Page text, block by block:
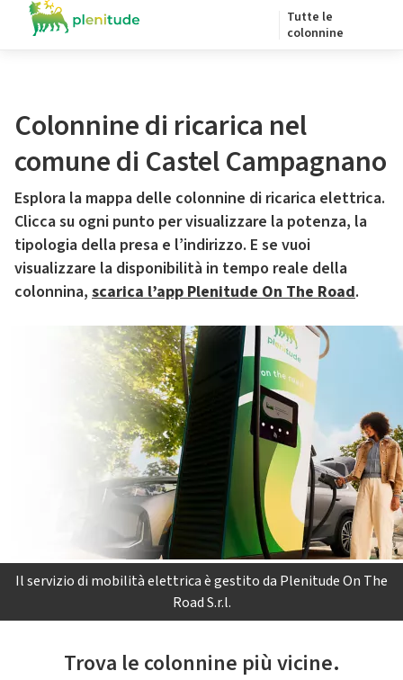
Tutte le
colonnine
Colonnine di ricarica nel
comune di Castel Campagnano
Esplora la mappa delle colonnine di ricarica elettrica.
Clicca su ogni punto per visualizzare la potenza, la
tipologia della presa e l’indirizzo. E se vuoi
visualizzare la disponibilità in tempo reale della
colonnina, scarica l’app Plenitude On The Road.
Il servizio di mobilità elettrica è gestito da Plenitude On The
Road S.r.l.
Trova le colonnine più vicine.